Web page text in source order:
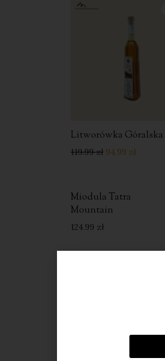
Litworówka Góralska
119.99zł 94.99 zł
Miodula Tatra
Mountain
124.99 zł